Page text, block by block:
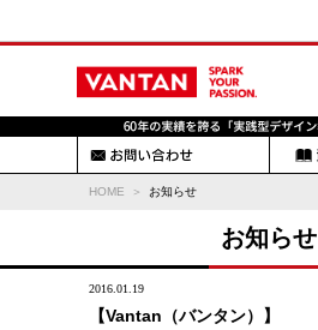
HOME お知らせ
お知らせ
2016.01.19
【Vantan（バンタン）】